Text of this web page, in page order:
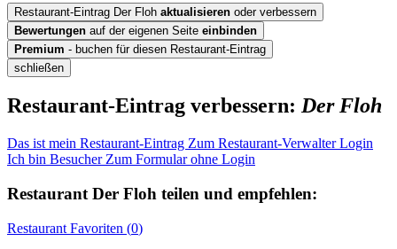
Restaurant-Eintrag Der Floh aktualisieren oder verbessern
Bewertungen auf der eigenen Seite einbinden
Premium - buchen für diesen Restaurant-Eintrag
schließen
Restaurant-Eintrag verbessern: Der Floh
Das ist mein Restaurant-Eintrag Zum Restaurant-Verwalter Login
Ich bin Besucher Zum Formular ohne Login
Restaurant Der Floh teilen und empfehlen:
Restaurant Favoriten (0)